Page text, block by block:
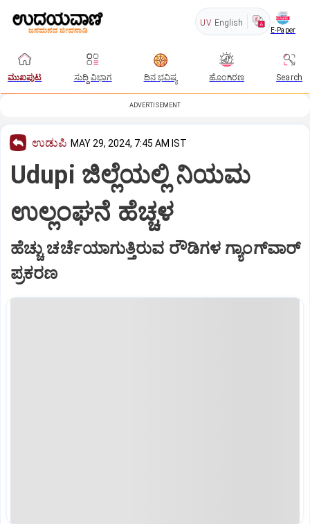
UV English
E-Paper
ಮುಖಪುಟ ಸುದ್ದಿ ವಿಭಾಗ ದಿನ ಭವಿಷ್ಯ ಹೊಂಗಿರಣ Search
ADVERTISEMENT
ಉಡುಪಿ MAY 29, 2024, 7:45 AM IST
Udupi ಜಿಲ್ಲೆಯಲ್ಲಿ ನಿಯಮ
ಉಲ್ಲಂಘನೆ ಹೆಚ್ಚಳ
ಹೆಚ್ಚು ಚರ್ಚೆಯಾಗುತ್ತಿರುವ ರೌಡಿಗಳ ಗ್ಯಾಂಗ್‌ವಾರ್‌
ಪ್ರಕರಣ